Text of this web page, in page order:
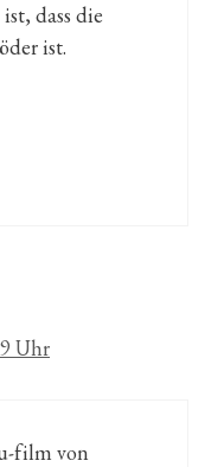
dass die
ist.
Uhr
film von